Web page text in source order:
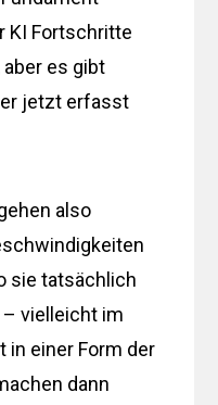
KI Fortschritte
aber es gibt
jetzt erfasst
also
sie tatsächlich
vielleicht im
in einer Form der
dann